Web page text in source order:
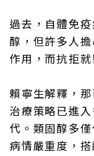
過去，自體免
醇，但許多人
作用，而抗拒就
賴寧生解釋，
治療策略已進
代。類固醇多
病情嚴重度，